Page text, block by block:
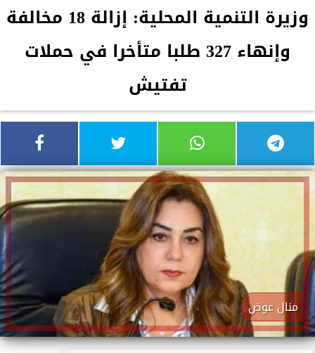
وزيرة التنمية المحلية: إزالة 18 مخالفة
وإنهاء 327 طلبا متأخرا في حملات
تفتيش
منال عوض